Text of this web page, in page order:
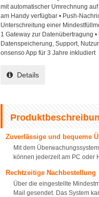
mit automatischer Umrechnung
am Handy verfügbar • Push-
Unterschreitung einer
1 Gateway zur Datenübertragung
Datenspeicherung, Support,
onsenso App für 3 Jahre inkludiert
Details
Zuverlässige und bequeme
Mit dem
können jederzeit am PC oder
Rechtzeitige Nachbestellung
Über die eingestellte
Mail gesendet. Das System